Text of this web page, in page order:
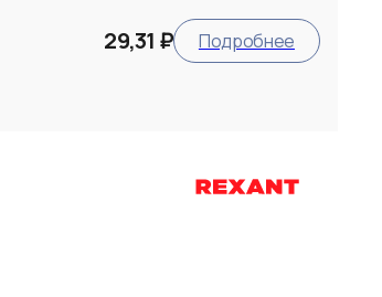
29,31 ₽ Подробнее